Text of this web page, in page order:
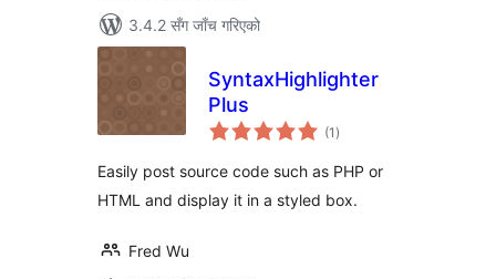
3.4.2 सँग जाँच गरिएको
SyntaxHighlighter
Plus
(1 कुल
रेटिङ्गहरू
)
Easily post source code such as PHP or
HTML and display it in a styled box.
Fred Wu